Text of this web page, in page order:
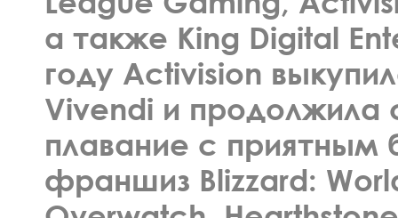
а также King Digital
году Activision
Vivendi и продолжила
плавание с приятным
франшиз Blizzard: